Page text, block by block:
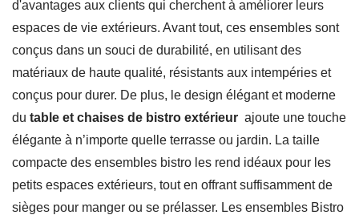
d'avantages aux clients qui cherchent à améliorer leurs
espaces de vie extérieurs. Avant tout, ces ensembles sont
conçus dans un souci de durabilité, en utilisant des
matériaux de haute qualité, résistants aux intempéries et
conçus pour durer. De plus, le design élégant et moderne
du table et chaises de bistro extérieur ajoute une touche
élégante à n’importe quelle terrasse ou jardin. La taille
compacte des ensembles bistro les rend idéaux pour les
petits espaces extérieurs, tout en offrant suffisamment de
sièges pour manger ou se prélasser. Les ensembles Bistro